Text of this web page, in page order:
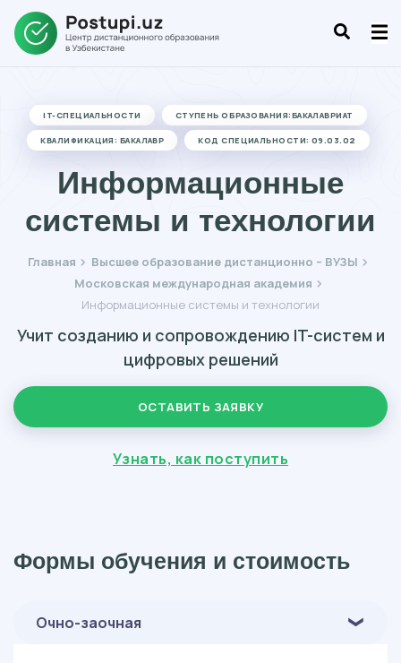
IT-СПЕЦИАЛЬНОСТИ СТУПЕНЬ ОБРАЗОВАНИЯ:БАКАЛАВРИАТ
КВАЛИФИКАЦИЯ: БАКАЛАВР КОД СПЕЦИАЛЬНОСТИ: 09.03.02
Информационные
системы и технологии
Главная
Высшее образование дистанционно – ВУЗЫ
Московская международная академия
Информационные системы и технологии
Учит созданию и сопровождению IT-систем и
цифровых решений
ОСТАВИТЬ ЗАЯВКУ
Узнать, как поступить
Формы обучения и стоимость
Очно-заочная